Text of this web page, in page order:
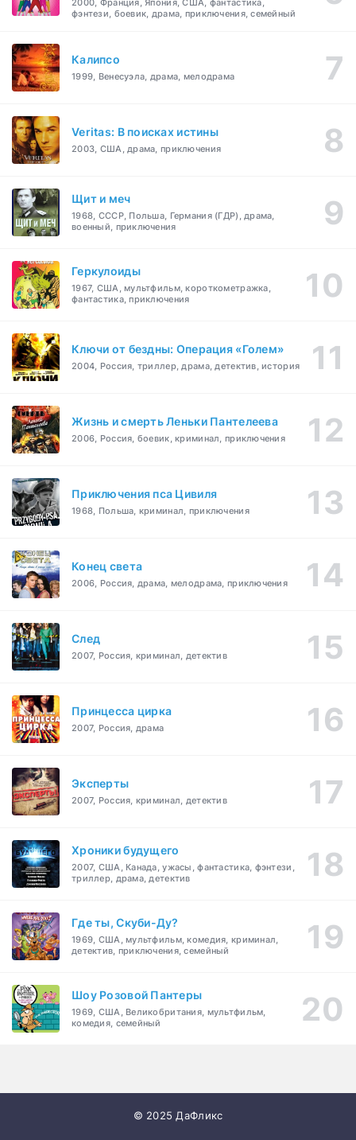
2000, Франция, Япония, США, фантастика,
фэнтези, боевик, драма, приключения, семейный
Калипсо
1999, Венесуэла, драма, мелодрама
Veritas: В поисках истины
2003, США, драма, приключения
Щит и меч
1968, СССР, Польша, Германия (ГДР), драма,
военный, приключения
Геркулоиды
1967, США, мультфильм, короткометражка,
фантастика, приключения
Ключи от бездны: Операция «Голем»
2004, Россия, триллер, драма, детектив, история
Жизнь и смерть Леньки Пантелеева
2006, Россия, боевик, криминал, приключения
Приключения пса Цивиля
1968, Польша, криминал, приключения
Конец света
2006, Россия, драма, мелодрама, приключения
След
2007, Россия, криминал, детектив
Принцесса цирка
2007, Россия, драма
Эксперты
2007, Россия, криминал, детектив
Хроники будущего
2007, США, Канада, ужасы, фантастика, фэнтези,
триллер, драма, детектив
Где ты, Скуби-Ду?
1969, США, мультфильм, комедия, криминал,
детектив, приключения, семейный
Шоу Розовой Пантеры
1969, США, Великобритания, мультфильм,
комедия, семейный
© 2025 ДаФликс